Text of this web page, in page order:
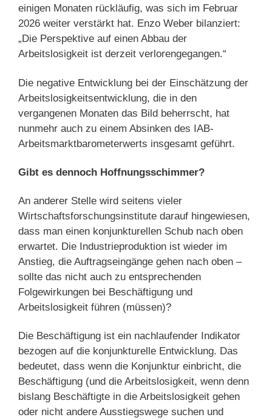
einigen Monaten rückläufig, was sich im Februar
2026 weiter verstärkt hat. Enzo Weber bilanziert:
„Die Perspektive auf einen Abbau der
Arbeitslosigkeit ist derzeit verlorengegangen.“
Die negative Entwicklung bei der Einschätzung der
Arbeitslosigkeitsentwicklung, die in den
vergangenen Monaten das Bild beherrscht, hat
nunmehr auch zu einem Absinken des IAB-
Arbeitsmarktbarometerwerts insgesamt geführt.
Gibt es dennoch Hoffnungsschimmer?
An anderer Stelle wird seitens vieler
Wirtschaftsforschungsinstitute darauf hingewiesen,
dass man einen konjunkturellen Schub nach oben
erwartet. Die Industrieproduktion ist wieder im
Anstieg, die Auftragseingänge gehen nach oben –
sollte das nicht auch zu entsprechenden
Folgewirkungen bei Beschäftigung und
Arbeitslosigkeit führen (müssen)?
Die Beschäftigung ist ein nachlaufender Indikator
bezogen auf die konjunkturelle Entwicklung. Das
bedeutet, dass wenn die Konjunktur einbricht, die
Beschäftigung (und die Arbeitslosigkeit, wenn denn
bislang Beschäftigte in die Arbeitslosigkeit gehen
oder nicht andere Ausstiegswege suchen und